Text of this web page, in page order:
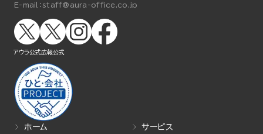
ホーム サービス
E-mail： staff@aura-office.co.jp
アウラ公式 広報公式